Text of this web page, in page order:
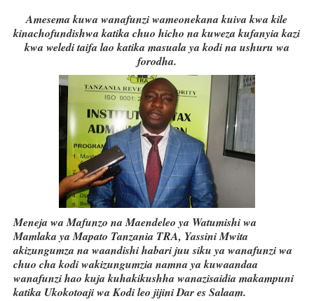
Amesema kuwa wanafunzi wameonekana kuiva kwa kile
kinachofundishwa katika chuo hicho na kuweza kufanyia kazi
kwa weledi taifa lao katika masuala ya kodi na ushuru wa
forodha.
Meneja wa Mafunzo na Maendeleo ya Watumishi wa
Mamlaka ya Mapato Tanzania TRA, Yassini Mwita
akizungumza na waandishi habari juu siku ya wanafunzi wa
chuo cha kodi wakizungumzia namna ya kuwaandaa
wanafunzi hao kuja kuhakikushha wanazisaidia makampuni
katika Ukokotoaji wa Kodi leo jijini Dar es Salaam.